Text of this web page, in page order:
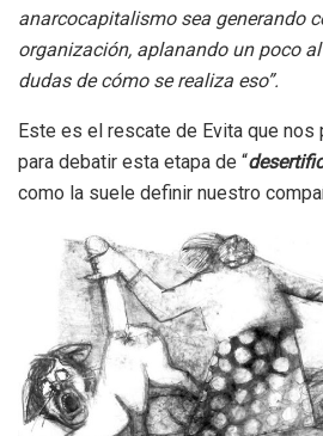
anarcocapitalismo sea generando
organización, aplanando un poco
dudas de cómo se realiza eso”.
Este es el rescate de Evita que nos
para debatir esta etapa de “
como la suele definir nuestro